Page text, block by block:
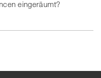
eingeräumt?